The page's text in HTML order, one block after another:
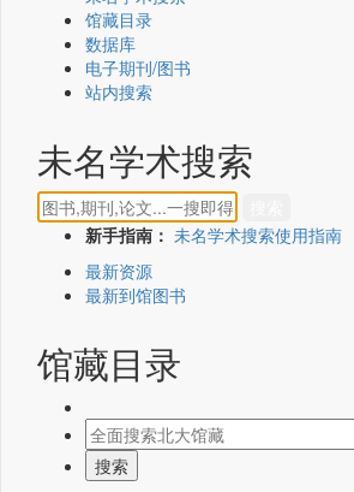
馆藏目录
数据库
电子期刊/图书
站内搜索
未名学术搜索
新手指南： 未名学术搜索使用指南
最新资源
最新到馆图书
馆藏目录